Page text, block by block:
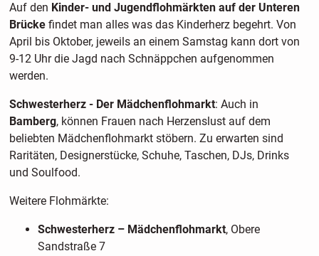
Auf den Kinder- und Jugendflohmärkten auf der Unteren
Brückefindet man alles was das Kinderherz begehrt. Von
April bis Oktober, jeweils an einem Samstag kann dort von
9-12 Uhr die Jagd nach Schnäppchen aufgenommen
werden.
Schwesterherz - Der Mädchenflohmarkt: Auch in
Bamberg, können Frauen nach Herzenslust auf dem
beliebten Mädchenflohmarkt stöbern. Zu erwarten sind
Raritäten, Designerstücke, Schuhe, Taschen, DJs, Drinks
und Soulfood.
Weitere Flohmärkte:
Schwesterherz – Mädchenflohmarkt, Obere
Sandstraße 7